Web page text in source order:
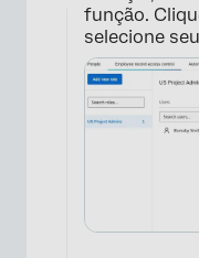
função.
selecione